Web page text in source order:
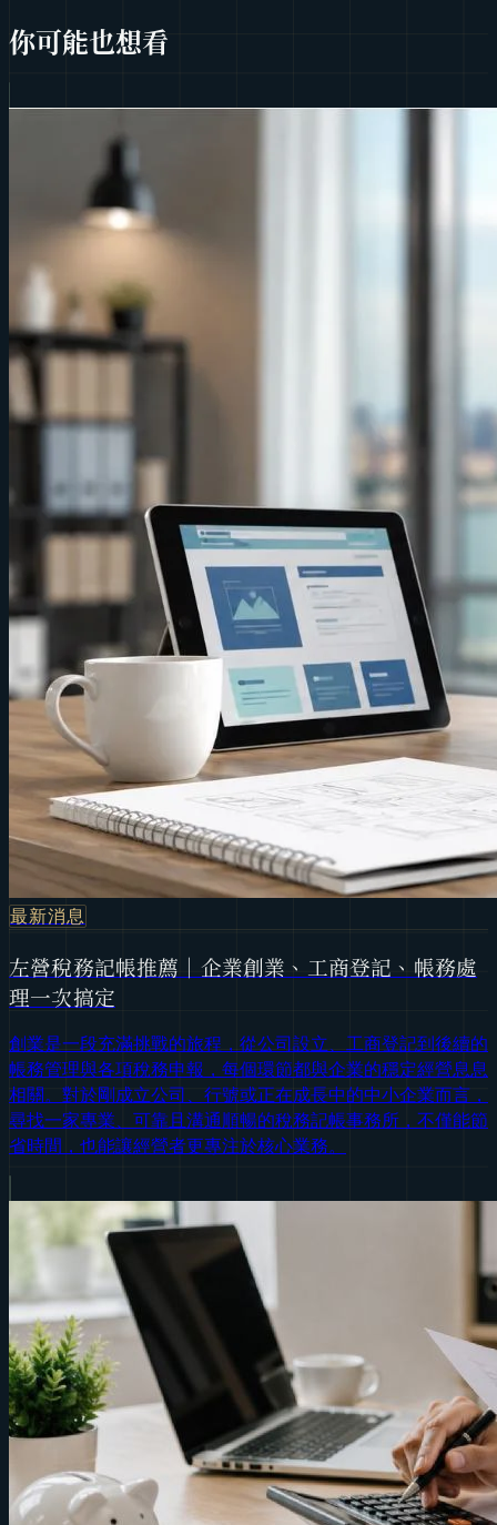
你可能也想看
最新消息
左營稅務記帳推薦｜企業創業、工商登記、帳務處
理一次搞定
創業是一段充滿挑戰的旅程，從公司設立、工商登記到後續的
帳務管理與各項稅務申報，每個環節都與企業的穩定經營息息
相關。對於剛成立公司、行號或正在成長中的中小企業而言，
尋找一家專業、可靠且溝通順暢的稅務記帳事務所，不僅能節
省時間，也能讓經營者更專注於核心業務。